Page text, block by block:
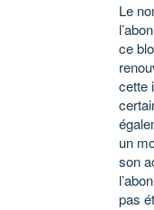
Le
ce
cette
un
son
pas